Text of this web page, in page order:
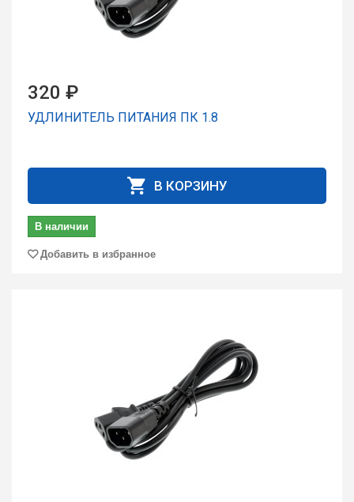
320 ₽
УДЛИНИТЕЛЬ ПИТАНИЯ ПК 1.8
В КОРЗИНУ
В наличии
Добавить в избранное